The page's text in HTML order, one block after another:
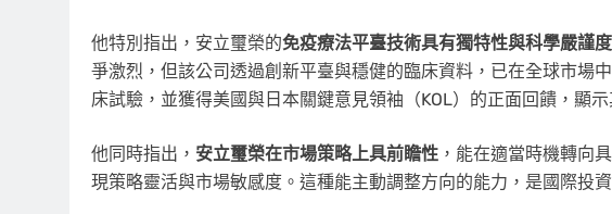
他特別指出，安立璽榮的免疫療法平臺技術具有獨特性與科學嚴謹度
爭激烈，但該公司透過創新平臺與穩健的臨床資料，已在全球市場
床試驗，並獲得美國與日本關鍵意見領袖（KOL）的正面回饋，顯
他同時指出， 安立璽榮在市場策略上具前瞻性 ，能在適當時機轉向
現策略靈活與市場敏感度。這種能主動調整方向的能力，是國際投